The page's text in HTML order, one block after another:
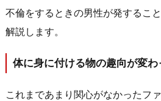
不倫をするときの男性が発するこ
解説します。
体に身に付ける物の趣向が変わ
これまであまり関心がなかったフ